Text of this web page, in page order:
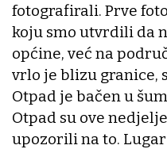
fotografirali. Prve
koju smo utvrdili da
općine, već na
vrlo je blizu granice,
Otpad je bačen u
Otpad su ove
upozorili na to.